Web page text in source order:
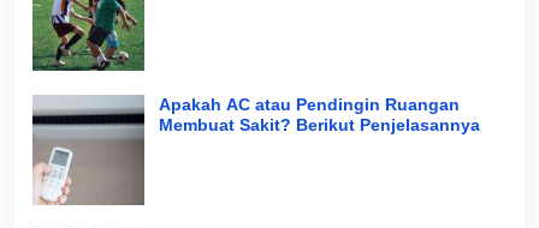
Apakah AC atau Pendingin Ruangan
Membuat Sakit? Berikut Penjelasannya